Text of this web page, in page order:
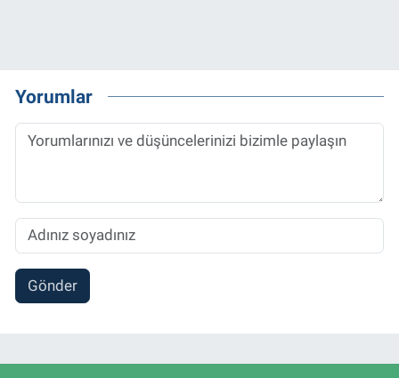
Yorumlar
Gönder